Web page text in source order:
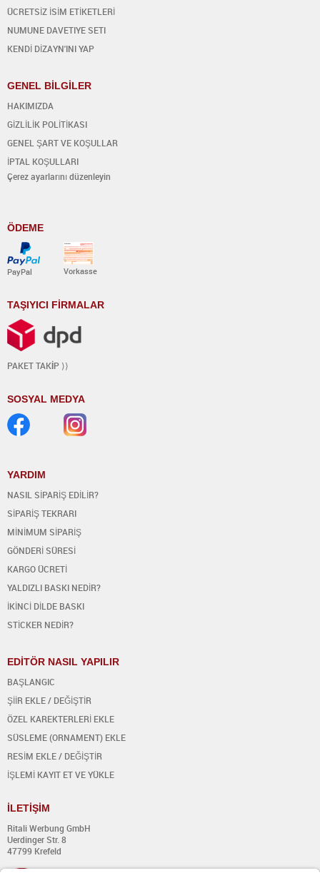
ÜCRETSİZ İSİM ETİKETLERİ
NUMUNE DAVETIYE SETI
KENDİ DİZAYN'INI YAP
GENEL BİLGİLER
HAKIMIZDA
GİZLİLİK POLİTİKASI
GENEL ŞART VE KOŞULLAR
İPTAL KOŞULLARI
Çerez ayarlarını düzenleyin
ÖDEME
PayPal Vorkasse
TAŞIYICI FİRMALAR
PAKET TAKİP ⟩⟩
SOSYAL MEDYA
YARDIM
NASIL SİPARİŞ EDİLİR?
SİPARİŞ TEKRARI
MİNİMUM SİPARİŞ
GÖNDERİ SÜRESİ
KARGO ÜCRETİ
YALDIZLI BASKI NEDİR?
İKİNCİ DİLDE BASKI
STİCKER NEDİR?
EDİTÖR NASIL YAPILIR
BAŞLANGIC
ŞİİR EKLE / DEĞİŞTİR
ÖZEL KAREKTERLERİ EKLE
SÜSLEME (ORNAMENT) EKLE
RESİM EKLE / DEĞİŞTİR
İŞLEMİ KAYIT ET VE YÜKLE
İLETİŞİM
Ritali Werbung GmbH
Uerdinger Str. 8
47799 Krefeld